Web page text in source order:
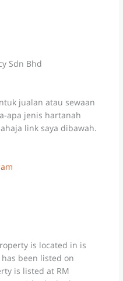
Sdn Bhd
jualan atau sewaan
apa jenis hartanah
link saya dibawah.
is located in is
been listed on
is listed at RM